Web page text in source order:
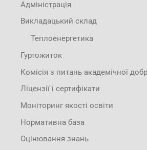
Адміністрація
Викладацький склад
Теплоенергетика
Гуртожиток
Комісія з питань академічної
Ліцензії і сертифікати
Моніторинг якості освіти
Нормативна база
Оцінювання знань